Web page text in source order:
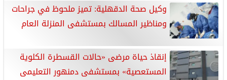
وكيل صحة الدقهلية: تميز ملحوظ في جراحات
ومناظير المسالك بمستشفى المنزلة العام
إنقاذ حياة مرضى «حالات القسطرة الكلوية
المستعصية» بمستشفى دمنهور التعليمى